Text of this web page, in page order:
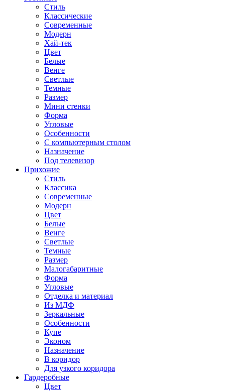
Стиль
Классические
Современные
Модерн
Хай-тек
Цвет
Белые
Венге
Светлые
Темные
Размер
Мини стенки
Форма
Угловые
Особенности
С компьютерным столом
Назначение
Под телевизор
Прихожие
Стиль
Классика
Современные
Модерн
Цвет
Белые
Венге
Светлые
Темные
Размер
Малогабаритные
Форма
Угловые
Отделка и материал
Из МДФ
Зеркальные
Особенности
Купе
Эконом
Назначение
В коридор
Для узкого коридора
Гардеробные
Цвет